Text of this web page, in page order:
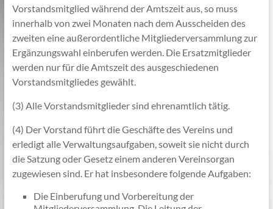
Vorstandsmitglied während der Amtszeit aus, so muss
innerhalb von zwei Monaten nach dem Ausscheiden des
zweiten eine außerordentliche Mitgliederversammlung zur
Ergänzungswahl einberufen werden. Die Ersatzmitglieder
werden nur für die Amtszeit des ausgeschiedenen
Vorstandsmitgliedes gewählt.
(3) Alle Vorstandsmitglieder sind ehrenamtlich tätig.
(4) Der Vorstand führt die Geschäfte des Vereins und
erledigt alle Verwaltungsaufgaben, soweit sie nicht durch
die Satzung oder Gesetz einem anderen Vereinsorgan
zugewiesen sind. Er hat insbesondere folgende Aufgaben:
Die Einberufung und Vorbereitung der